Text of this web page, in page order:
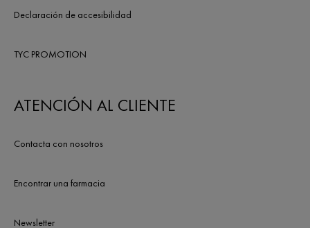
Declaración de accesibilidad
TYC PROMOTION
ATENCIÓN AL CLIENTE
Contacta con nosotros
Encontrar una farmacia
Newsletter